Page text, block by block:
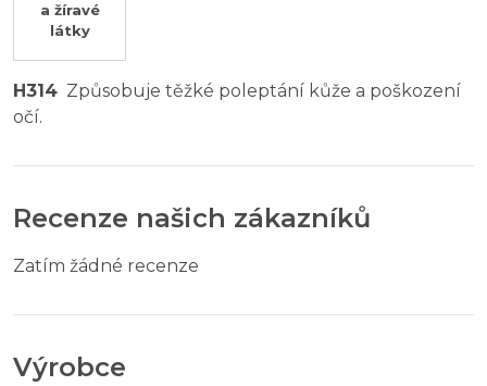
a žíravé
látky
H314 Způsobuje těžké poleptání kůže a poškození
očí.
Recenze našich zákazníků
Zatím žádné recenze
Výrobce